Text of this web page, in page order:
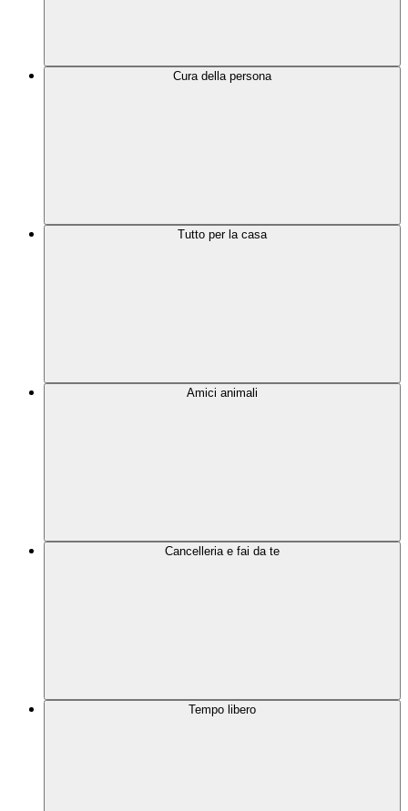
Cura della persona
Tutto per la casa
Amici animali
Cancelleria e fai da te
Tempo libero